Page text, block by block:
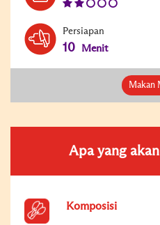
Persiapan
10 Menit
Makan
Apa yang
Komposisi